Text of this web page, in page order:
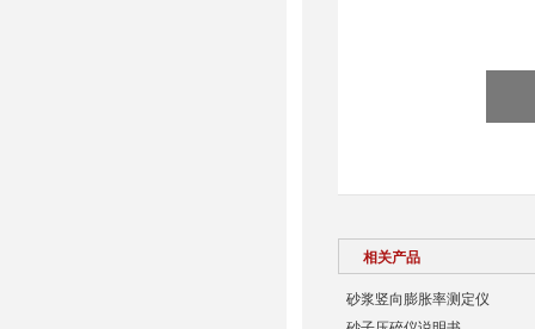
相关产品
砂浆竖向膨胀率测定仪